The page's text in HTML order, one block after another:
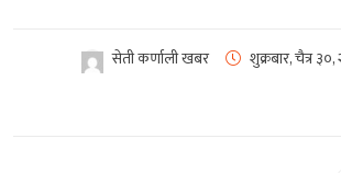
सेती कर्णाली खबर शुक्रबार, चैत्र